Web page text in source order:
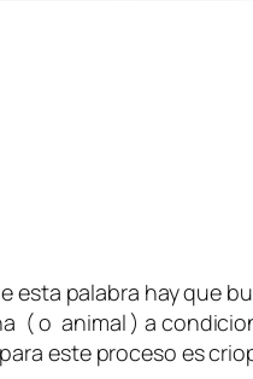
esta palabra hay que
( o animal ) a
este proceso es